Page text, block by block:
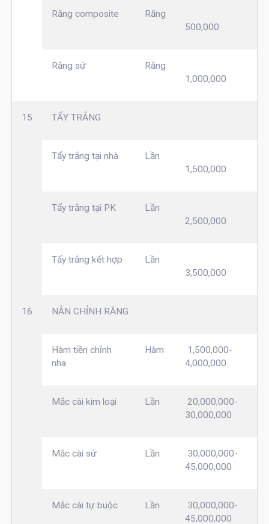
Răng composite
Răng
500,000
Răng sứ
Răng
1,000,000
15 TẨY TRẮNG
Tẩy trắng tại nhà
Lần
1,500,000
Tẩy trắng tại PK
Lần
2,500,000
Tẩy trắng kết hợp
Lần
3,500,000
16 NẮN CHỈNH RĂNG
Hàm tiền chỉnh
nha
Hàm
1,500,000-
4,000,000
Mắc cài kim loại Lần
20,000,000-
30,000,000
Mắc cài sứ Lần
30,000,000-
45,000,000
Mắc cài tự buộc Lần
30,000,000-
45,000,000